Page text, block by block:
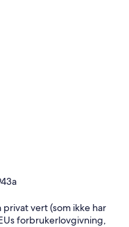
vert (som ikke har
forbrukerlovgivning,